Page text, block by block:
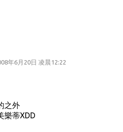
年6月20日 凌晨12:22
之外
樂蒂XDD